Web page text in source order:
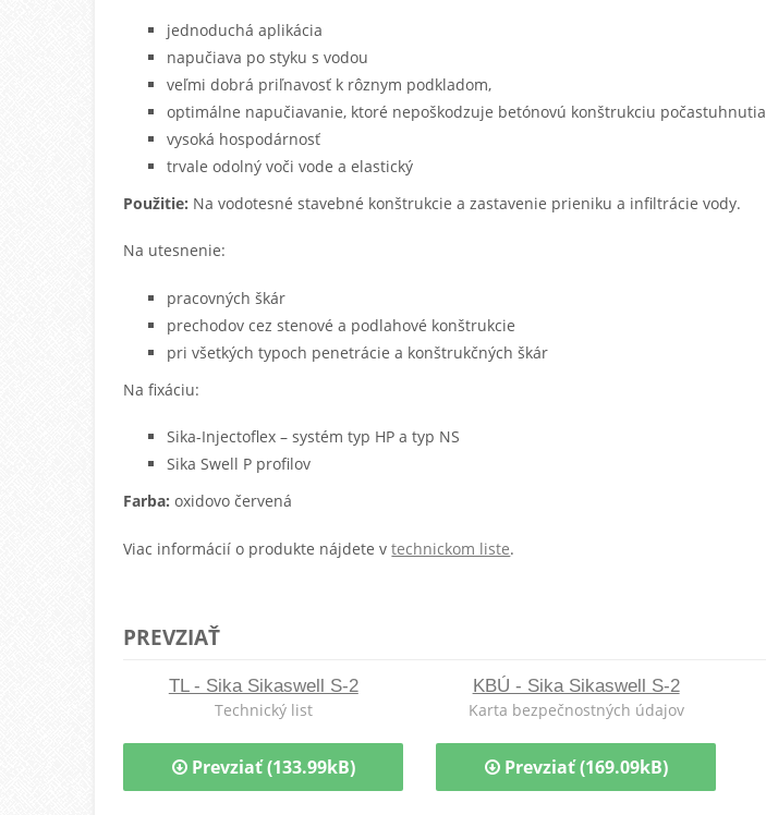
jednoduchá aplikácia
napučiava po styku s vodou
veľmi dobrá priľnavosť k rôznym podkladom,
optimálne napučiavanie, ktoré nepoškodzuje betónovú konštrukciu počastuhnutia
vysoká hospodárnosť
trvale odolný voči vode a elastický
Použitie: Na vodotesné stavebné konštrukcie a zastavenie prieniku a infiltrácie vody.
Na utesnenie:
pracovných škár
prechodov cez stenové a podlahové konštrukcie
pri všetkých typoch penetrácie a konštrukčných škár
Na fixáciu:
Sika-Injectoflex – systém typ HP a typ NS
Sika Swell P profilov
Farba: oxidovo červená
Viac informácií o produkte nájdete vtechnickom liste.
PREVZIAŤ
TL - Sika Sikaswell S-2
Technický list
Prevziať (133.99kB)
KBÚ - Sika Sikaswell S-2
Karta bezpečnostných údajov
Prevziať (169.09kB)